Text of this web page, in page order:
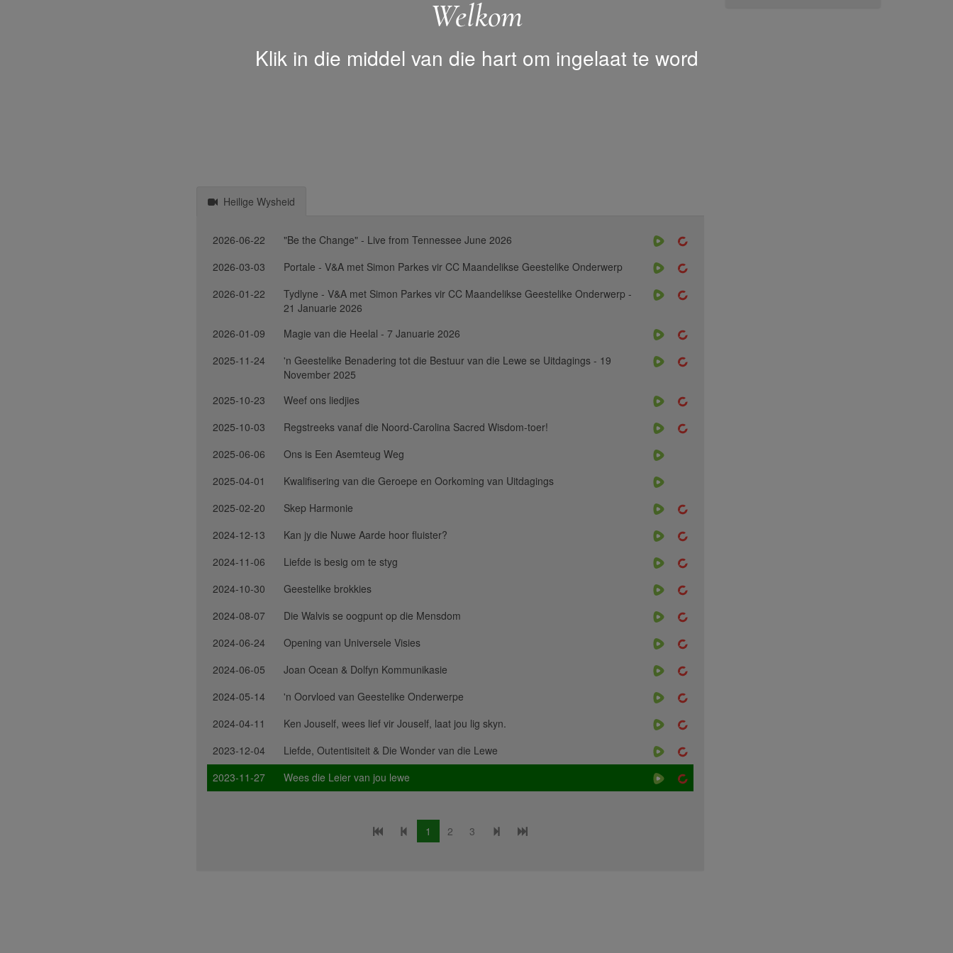
Welkom
Klik in die middel van die hart om ingelaat te word
Heilige Wysheid
2026-06-22
"Be the Change" - Live from Tennessee June 2026
2026-03-03
Portale - V&A met Simon Parkes vir CC Maandelikse Geestelike Onderwerp
2026-01-22
Tydlyne - V&A met Simon Parkes vir CC Maandelikse Geestelike Onderwerp -
21 Januarie 2026
2026-01-09
Magie van die Heelal - 7 Januarie 2026
2025-11-24
'n Geestelike Benadering tot die Bestuur van die Lewe se Uitdagings - 19
November 2025
2025-10-23
Weef ons liedjies
2025-10-03
Regstreeks vanaf die Noord-Carolina Sacred Wisdom-toer!
2025-06-06
Ons is Een Asemteug Weg
2025-04-01
Kwalifisering van die Geroepe en Oorkoming van Uitdagings
2025-02-20
Skep Harmonie
2024-12-13
Kan jy die Nuwe Aarde hoor fluister?
2024-11-06
Liefde is besig om te styg
2024-10-30
Geestelike brokkies
2024-08-07
Die Walvis se oogpunt op die Mensdom
2024-06-24
Opening van Universele Visies
2024-06-05
Joan Ocean & Dolfyn Kommunikasie
2024-05-14
'n Oorvloed van Geestelike Onderwerpe
2024-04-11
Ken Jouself, wees lief vir Jouself, laat jou lig skyn.
2023-12-04
Liefde, Outentisiteit & Die Wonder van die Lewe
2023-11-27
Wees die Leier van jou lewe
1 2 3